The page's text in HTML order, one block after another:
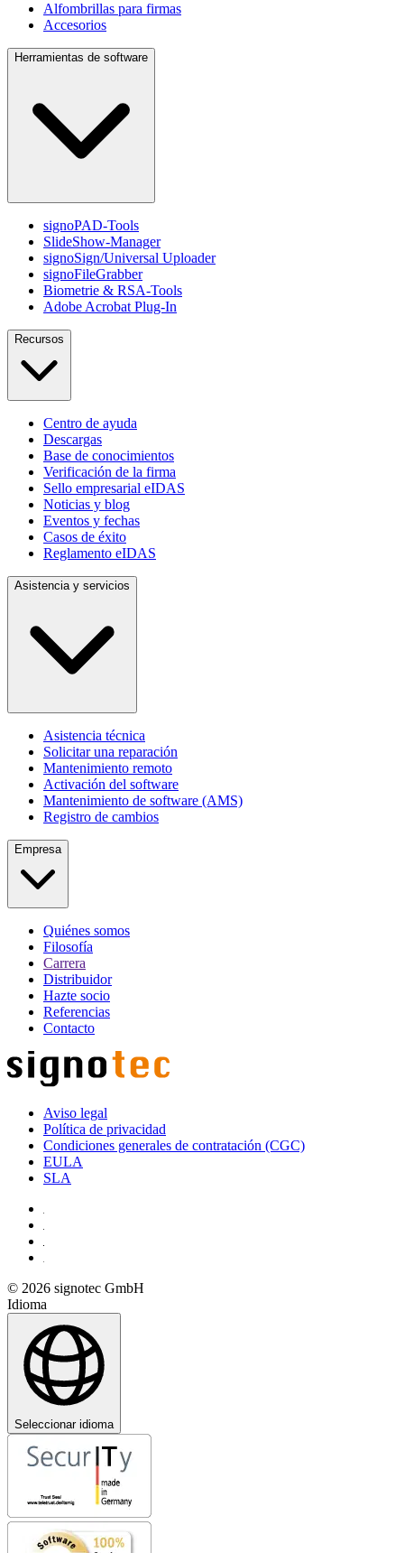
Alfombrillas para firmas
Accesorios
Herramientas de software
signoPAD-Tools
SlideShow-Manager
signoSign/Universal Uploader
signoFileGrabber
Biometrie & RSA-Tools
Adobe Acrobat Plug-In
Recursos
Centro de ayuda
Descargas
Base de conocimientos
Verificación de la firma
Sello empresarial eIDAS
Noticias y blog
Eventos y fechas
Casos de éxito
Reglamento eIDAS
Asistencia y servicios
Asistencia técnica
Solicitar una reparación
Mantenimiento remoto
Activación del software
Mantenimiento de software (AMS)
Registro de cambios
Empresa
Quiénes somos
Filosofía
Carrera
Distribuidor
Hazte socio
Referencias
Contacto
Aviso legal
Política de privacidad
Condiciones generales de contratación (CGC)
EULA
SLA
© 2026 signotec GmbH
Idioma
Seleccionar idioma